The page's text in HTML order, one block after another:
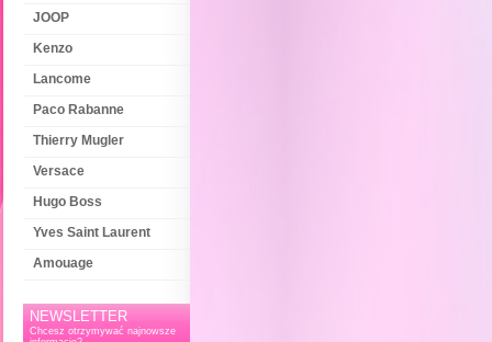
JOOP
Kenzo
Lancome
Paco Rabanne
Thierry Mugler
Versace
Hugo Boss
Yves Saint Laurent
Amouage
NEWSLETTER
Chcesz otrzymywać najnowsze